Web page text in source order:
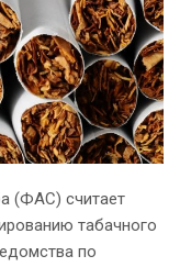
(ФАС) считает
табачного
по